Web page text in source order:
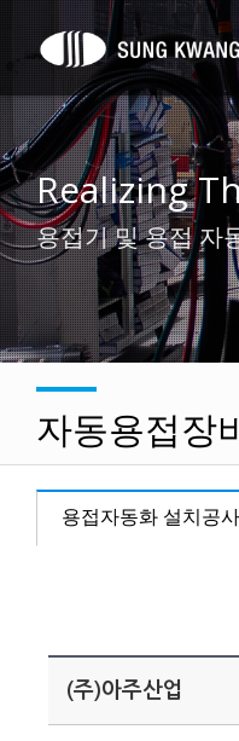
Realizing
용접기 및 용접 자
자동용접장
용접자동화 설치공사
(주)아주산업